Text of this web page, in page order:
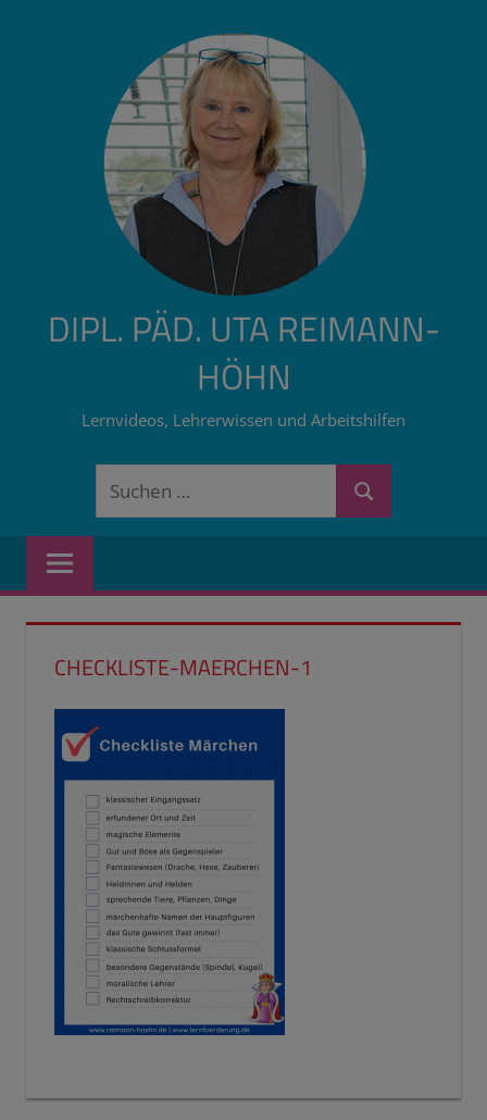
DIPL. PÄD. UTA REIMANN-
HÖHN
Lernvideos, Lehrerwissen und Arbeitshilfen
Suchen
Suchen
CHECKLISTE-MAERCHEN-1